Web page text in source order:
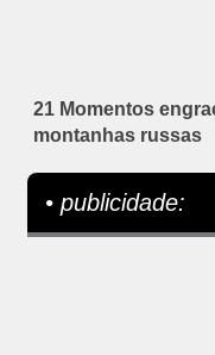
21 Momentos
montanhas russas
• publicidade: